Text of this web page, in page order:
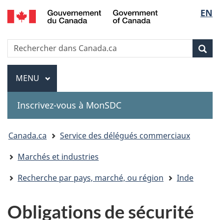
Passer
au
principal
Passer
à
Au
sujet
»
Passer
à
version
HTML
de
la
EN
Government
Recherche
Rechercher
dans
Canada.ca
Menu
MENU PRINCIPAL
Inscrivez-vous à MonSDC
You
are
here:
Canada.ca
Service des délégués commerciaux
Marchés et industries
Recherche par pays, marché, ou région
Inde
Obligations de sécurité